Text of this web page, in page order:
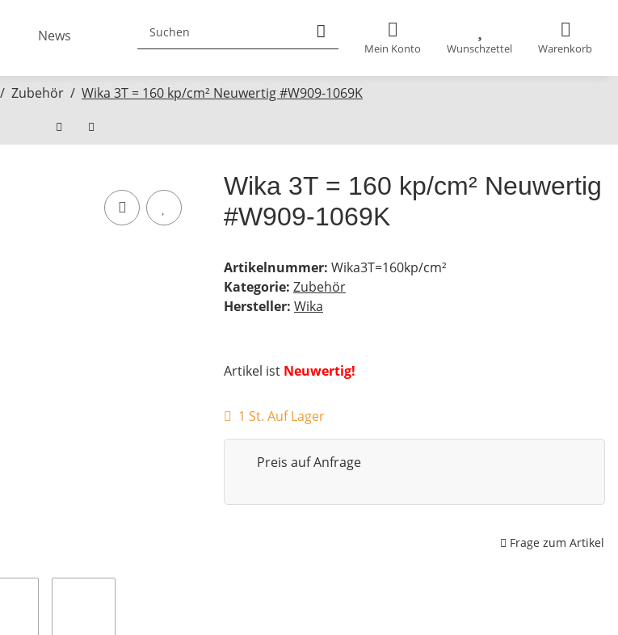
Mein Konto Wunschzettel Warenkorb
News
Zubehör Wika 3T = 160 kp/cm² Neuwertig #W909-1069K
Wika 3T = 160 kp/cm² Neuwertig
#W909-1069K
Artikelnummer: Wika3T=160kp/cm²
Kategorie: Zubehör
Hersteller: Wika
Artikel ist Neuwertig!
1 St. Auf Lager
Preis auf Anfrage
Frage zum Artikel